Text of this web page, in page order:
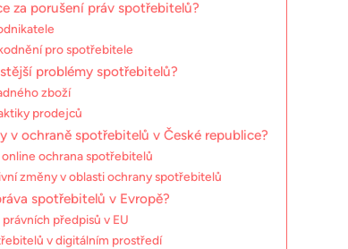
za porušení práv spotřebitelů?
pro spotřebitele
problémy spotřebitelů?
zboží
prodejců
v ochraně spotřebitelů v České republice?
online ochrana spotřebitelů
změny v oblasti ochrany spotřebitelů
spotřebitelů v Evropě?
předpisů v EU
v digitálním prostředí